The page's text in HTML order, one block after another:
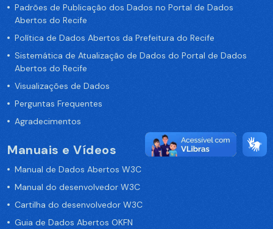
Padrões de Publicação dos Dados no Portal de Dados
Abertos do Recife
Política de Dados Abertos da Prefeitura do Recife
Sistemática de Atualização de Dados do Portal de Dados
Abertos do Recife
Visualizações de Dados
Perguntas Frequentes
Agradecimentos
Manuais e Vídeos
Manual de Dados Abertos W3C
Manual do desenvolvedor W3C
Cartilha do desenvolvedor W3C
Guia de Dados Abertos OKFN